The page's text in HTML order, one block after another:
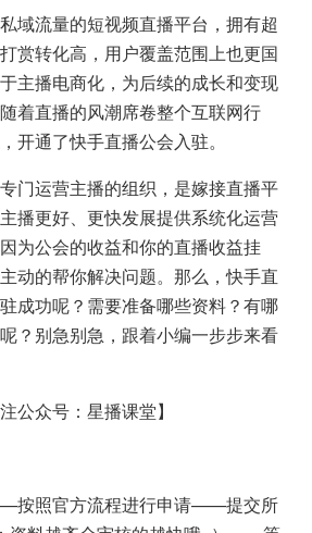
域流量的短视频直播平台，拥有超
赏转化高，用户覆盖范围上也更国
主播电商化，为后续的成长和变现
着直播的风潮席卷整个互联网行
开通了快手直播公会入驻。
门运营主播的组织，是嫁接直播平
播更好、更快发展提供系统化运营
为公会的收益和你的直播收益挂
动的帮你解决问题。那么，快手直
成功呢？需要准备哪些资料？有哪
？别急别急，跟着小编一步步来看
公众号：星播课堂】
按照官方流程进行申请——提交所